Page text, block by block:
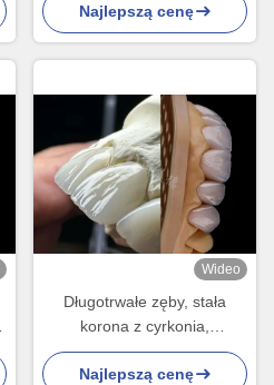
wielu zębów
Najlepszą cenę
Wideo
Długotrwałe zęby, stała
korona z cyrkonia,
precyzyjnie dopasowane
zęby z cyrkonia.
Najlepszą cenę